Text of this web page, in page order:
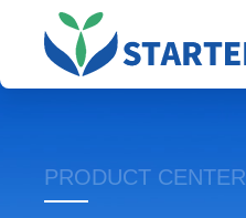
PRODUCT CENTER